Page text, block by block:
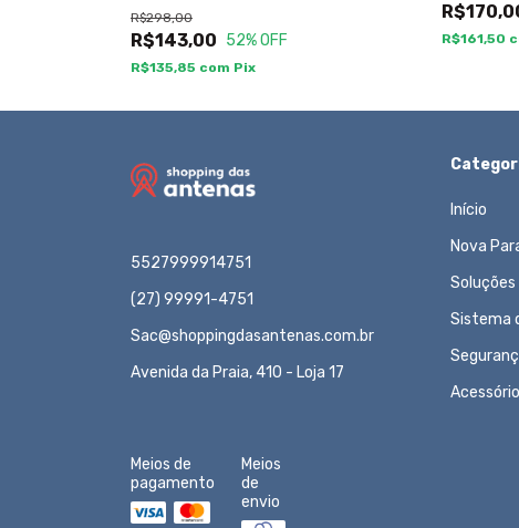
R$143,00
R$298,00
52% OFF
R$135,85 com Pix
R$161,50
5527999914751
(27) 99991-4751
Sac@shoppingdasantenas.com.br
Avenida da Praia, 410 - Loja 17
Início
Nova
Sistema
Meios de
pagamento
Meios
de
envio